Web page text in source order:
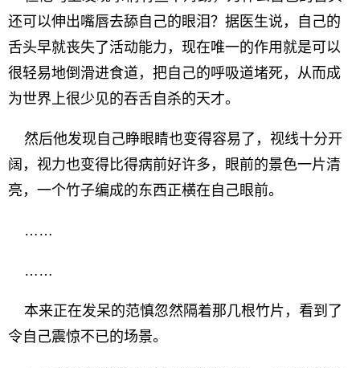
还可以伸出嘴唇去舔自己的眼泪？据医生说，自己的
舌头早就丧失了活动能力，现在唯一的作用就是可以
很轻易地倒滑进食道，把自己的呼吸道堵死，从而成
为世界上很少见的吞舌自杀的天才。
然后他发现自己睁眼睛也变得容易了，视线十分开
阔，视力也变得比得病前好许多，眼前的景色一片清
亮，一个竹子编成的东西正横在自己眼前。
……
……
本来正在发呆的范慎忽然隔着那几根竹片，看到了
令自己震惊不已的场景。